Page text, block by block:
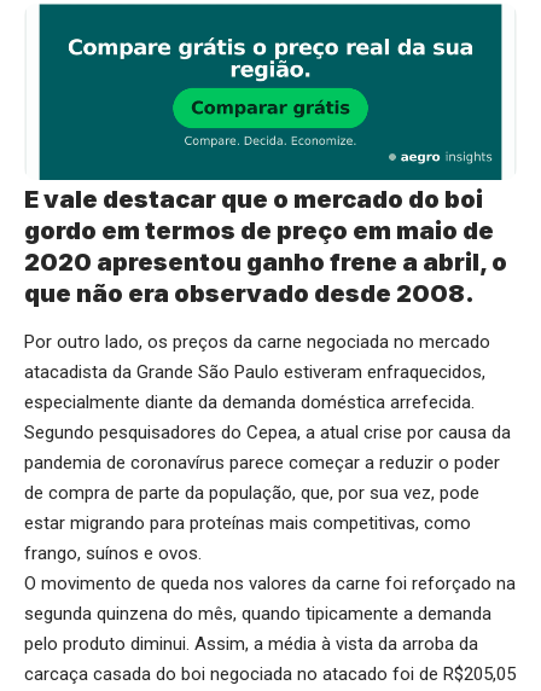
E vale destacar que o mercado do boi
gordo em termos de preço em maio de
2020 apresentou ganho frene a abril, o
que não era observado desde 2008.
Por outro lado, os preços da carne negociada no mercado
atacadista da Grande São Paulo estiveram enfraquecidos,
especialmente diante da demanda doméstica arrefecida.
Segundo pesquisadores do Cepea, a atual crise por causa da
pandemia de coronavírus parece começar a reduzir o poder
de compra de parte da população, que, por sua vez, pode
estar migrando para proteínas mais competitivas, como
frango, suínos e ovos.
O movimento de queda nos valores da carne foi reforçado na
segunda quinzena do mês, quando tipicamente a demanda
pelo produto diminui. Assim, a média à vista da arroba da
carcaça casada do boi negociada no atacado foi de R$205,05